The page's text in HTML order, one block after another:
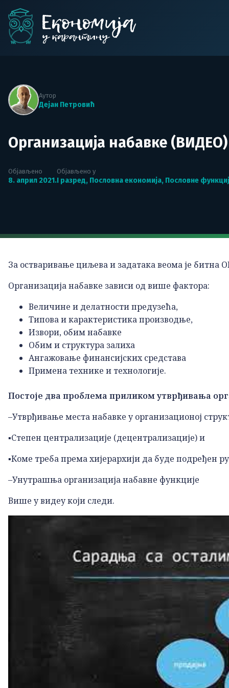
content
Економија у
Аутор
Дејан Петровић
Организација набавке (ВИДЕО)
Објављено
8. април 2021.
Објављено у
I разред, Пословна економија, Пословне
За остваривање циљева и задатака веома је
Организација набавке зависи од више фактора:
Величине и делатности предузећа,
Типова и карактеристика производње,
Извори, обим набавке
Обим и структура залиха
Ангажовање финансијских средстава
Примена технике и технологије.
Постоје два проблема приликом утврђивања
–Утврђивање места набавке у организационој
▪Степен централизације (децентрализације) и
▪Коме треба према хијерархији да буде подређен
–Унутрашња организација набавне функције
Више у видеу који следи.